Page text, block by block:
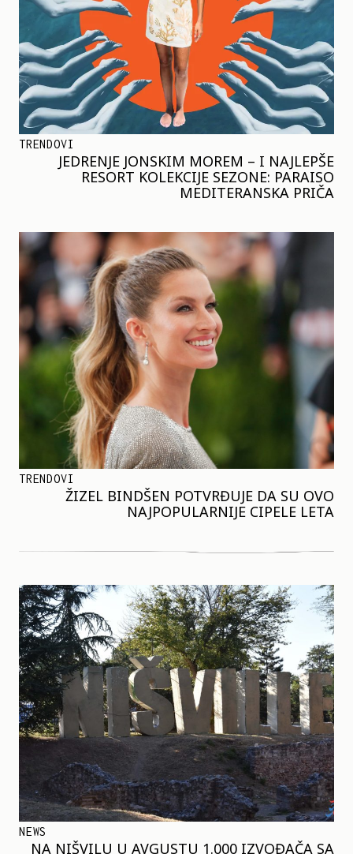
TRENDOVI
JEDRENJE JONSKIM MOREM – I NAJLEPŠE
RESORT KOLEKCIJE SEZONE: PARAISO
MEDITERANSKA PRIČA
TRENDOVI
ŽIZEL BINDŠEN POTVRĐUJE DA SU OVO
NAJPOPULARNIJE CIPELE LETA
NEWS
NA NIŠVILU U AVGUSTU 1.000 IZVOĐAČA SA